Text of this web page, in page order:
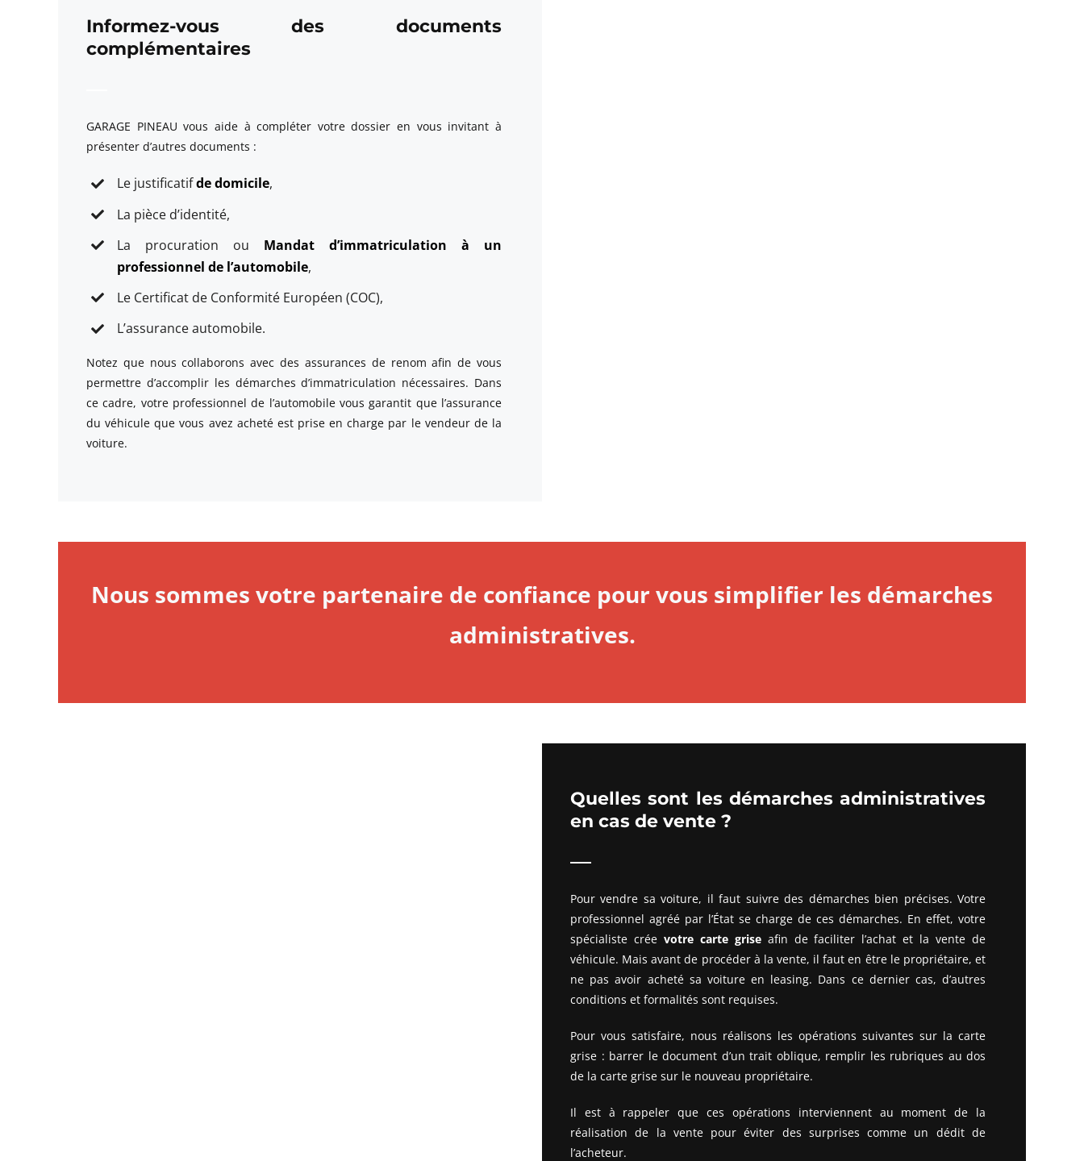
Informez-vous des documents
complémentaires
GARAGE PINEAU vous aide à compléter votre dossier en vous invitant à
présenter d’autres documents :
Le justificatifde domicile,
La pièce d’identité,
La procuration ou Mandat d’immatriculation à un
professionnel de l’automobile,
Le Certificat de Conformité Européen (COC),
L’assurance automobile.
Notez que nous collaborons avec des assurances de renom afin de vous
permettre d’accomplir les démarches d’immatriculation nécessaires. Dans
ce cadre, votre professionnel de l’automobile vous garantit que l’assurance
du véhicule que vous avez acheté est prise en charge par le vendeur de la
voiture.
Nous sommes votre partenaire de confiance pour vous simplifier les démarches
administratives.
Quelles sont les démarches administratives
en cas de vente ?
Pour vendre sa voiture, il faut suivre des démarches bien précises. Votre
professionnel agréé par l’État se charge de ces démarches. En effet, votre
spécialiste crée votre carte griseafin de faciliter l’achat et la vente de
véhicule. Mais avant de procéder à la vente, il faut en être le propriétaire, et
ne pas avoir acheté sa voiture en leasing. Dans ce dernier cas, d’autres
conditions et formalités sont requises.
Pour vous satisfaire, nous réalisons les opérations suivantes sur la carte
grise : barrer le document d’un trait oblique, remplir les rubriques au dos
de la carte grise sur le nouveau propriétaire.
Il est à rappeler que ces opérations interviennent au moment de la
réalisation de la vente pour éviter des surprises comme un dédit de
l’acheteur.